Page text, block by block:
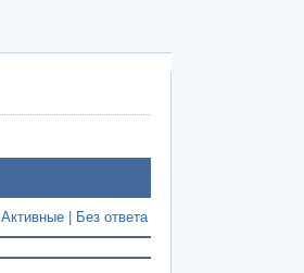
Активные Без ответа